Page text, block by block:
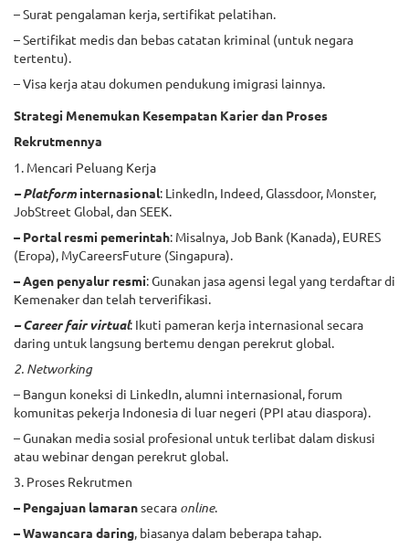
– Surat pengalaman kerja, sertifikat pelatihan.
– Sertifikat medis dan bebas catatan kriminal (untuk negara
tertentu).
– Visa kerja atau dokumen pendukung imigrasi lainnya.
Strategi Menemukan Kesempatan Karier dan Proses
Rekrutmennya
1. Mencari Peluang Kerja
– Platforminternasional: LinkedIn, Indeed, Glassdoor, Monster,
JobStreet Global, dan SEEK.
– Portal resmi pemerintah: Misalnya, Job Bank (Kanada), EURES
(Eropa), MyCareersFuture (Singapura).
– Agen penyalur resmi: Gunakan jasa agensi legal yang terdaftar di
Kemenaker dan telah terverifikasi.
– Career fair virtual: Ikuti pameran kerja internasional secara
daring untuk langsung bertemu dengan perekrut global.
2. Networking
– Bangun koneksi di LinkedIn, alumni internasional, forum
komunitas pekerja Indonesia di luar negeri (PPI atau diaspora).
– Gunakan media sosial profesional untuk terlibat dalam diskusi
atau webinar dengan perekrut global.
3. Proses Rekrutmen
– Pengajuan lamaransecara online.
– Wawancara daring, biasanya dalam beberapa tahap.